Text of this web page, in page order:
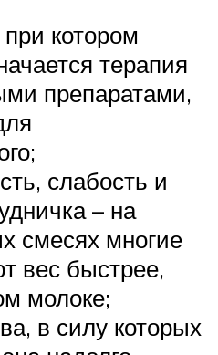
котором
терапия
препаратами,
слабость и
– на
смесях многие
вес быстрее,
молоке;
в силу которых